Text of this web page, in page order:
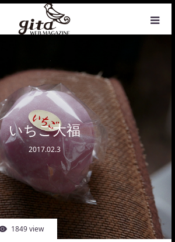
いちご大福
2017.02.3
1849 view